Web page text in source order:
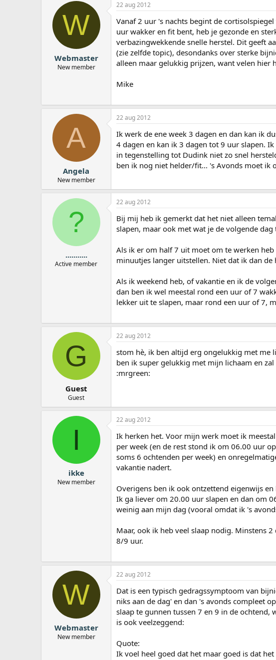
W
Webmaster
New member
22 aug 2012
Vanaf 2 uur 's nachts begint de
uur wakker en fit bent, heb je gezonde en
verbazingwekkende snelle herstel. Dit geeft
(zie zelfde topic), desondanks over sterke
alleen maar gelukkig prijzen, want velen hier
Mike
A
Angela
New member
22 aug 2012
Ik werk de ene week 3 dagen en dan kan ik
4 dagen en kan ik 3 dagen tot 9 uur slapen.
in tegenstelling tot Dudink niet zo snel
ben ik nog niet helder/fit... 's Avonds moet ik
?
...........
Active member
22 aug 2012
Bij mij heb ik gemerkt dat het niet alleen
slapen, maar ook met wat je de volgende dag
Als ik er om half 7 uit moet om te werken
minuutjes langer uitstellen. Niet dat ik dan
Als ik weekend heb, of vakantie en ik de
dan ben ik wel meestal rond een uur of 7
lekker uit te slapen, maar rond een uur of 7,
G
Guest
Guest
22 aug 2012
stom hè, ik ben altijd erg ongelukkig met me
ben ik super gelukkig met mijn lichaam en
:mrgreen:
I
ikke
New member
22 aug 2012
Ik herken het. Voor mijn werk moet ik
per week (en de rest stond ik om 06.00 uur
soms 6 ochtenden per week) en
vakantie nadert.
Overigens ben ik ook ontzettend eigenwijs
Ik ga liever om 20.00 uur slapen en dan om
weinig aan mijn dag (vooral omdat ik 's
Maar, ook ik heb veel slaap nodig. Minstens
8/9 uur.
W
Webmaster
New member
22 aug 2012
Dat is een typisch gedragssymptoom van
niks aan de dag' en dan 's avonds compleet
slaap te gunnen tussen 7 en 9 in de ochtend,
is ook veelzeggend:
Quote:
Ik voel heel goed dat het maar goed is dat